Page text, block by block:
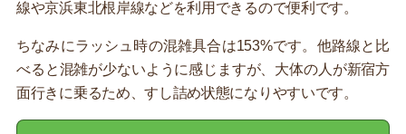
線や京浜東北根岸線などを利用できるので便利です。
ちなみにラッシュ時の混雑具合は153%です。他路線と比
べると混雑が少ないように感じますが、大体の人が新宿方
面行きに乗るため、すし詰め状態になりやすいです。